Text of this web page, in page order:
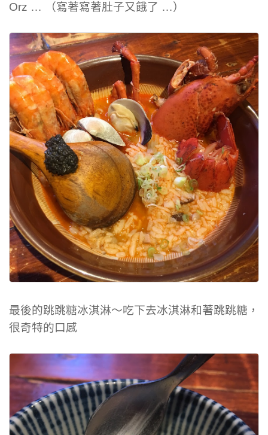
Orz … （寫著寫著肚子又餓了 …）
最後的跳跳糖冰淇淋～吃下去冰淇淋和著跳跳糖，
很奇特的口感